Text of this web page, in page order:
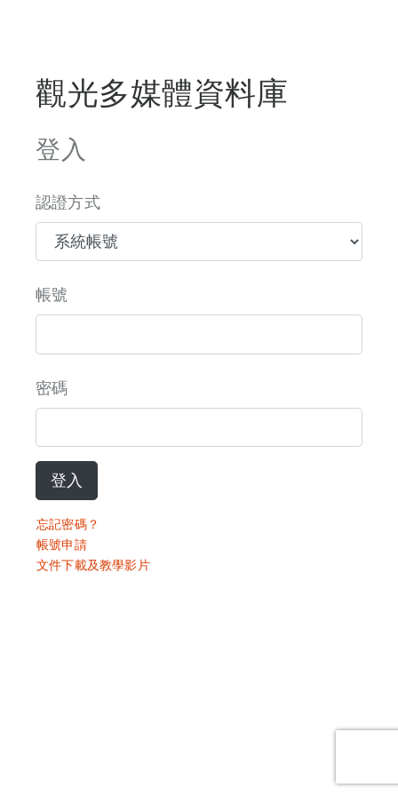
觀光多媒體資料庫
登入
認證方式
帳號
密碼
登入
忘記密碼？
帳號申請
文件下載及教學影片